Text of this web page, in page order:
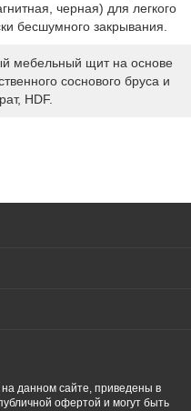
черная) для легкого
бесшумного закрывания.
мебельный щит на основе
соснового бруса и
HDF.
данном сайте, приведены в
офертой и могут быть